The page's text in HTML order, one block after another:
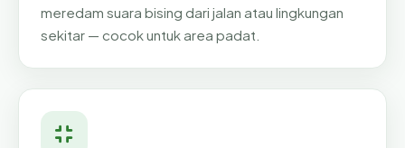
meredam suara bising dari jalan atau lingkungan
sekitar — cocok untuk area padat.